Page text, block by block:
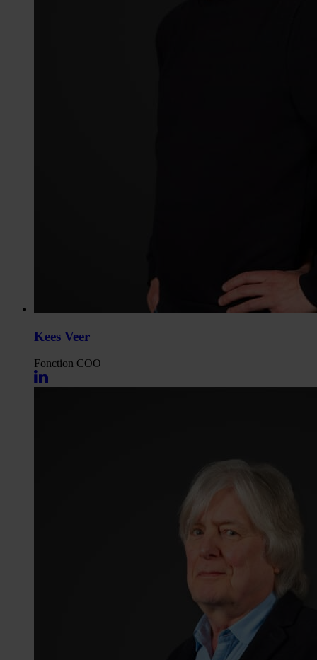
Kees Veer
Fonction COO